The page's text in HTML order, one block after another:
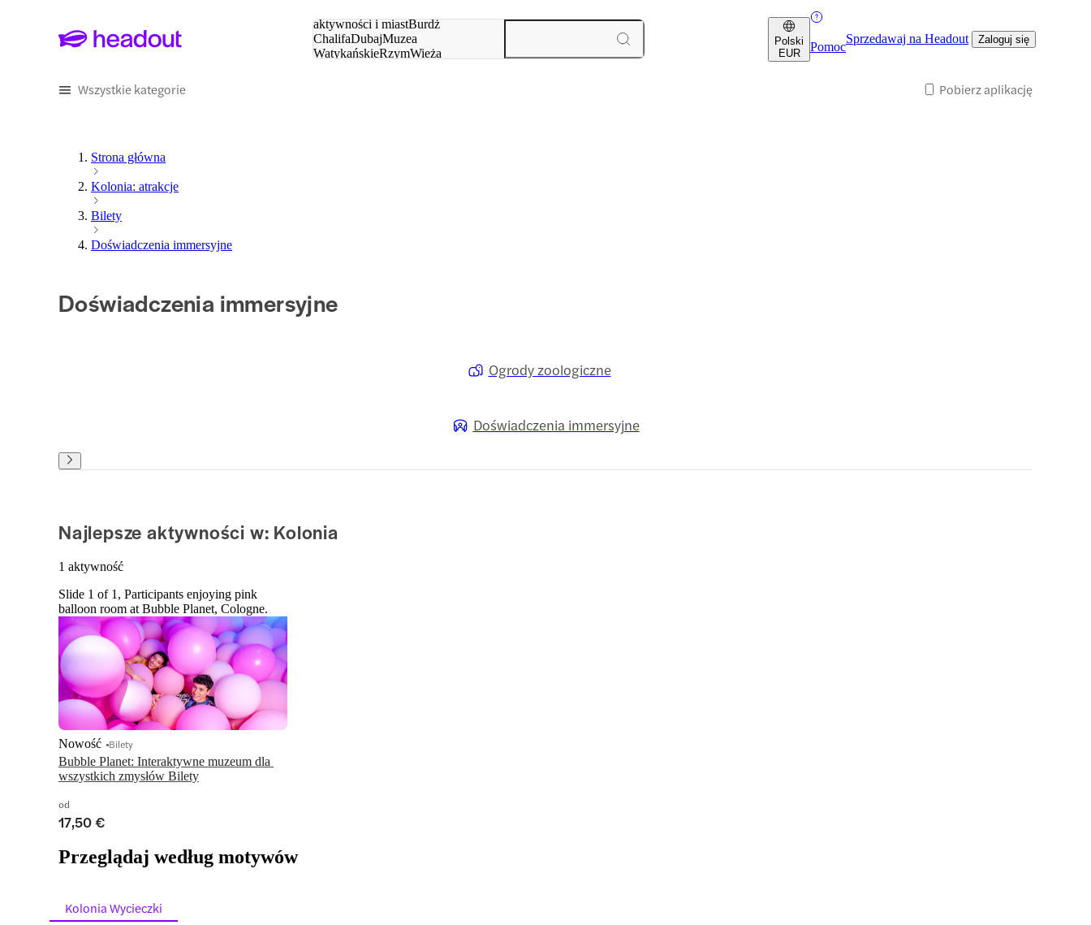
aktywności i miastBurdż
ChalifaDubajMuzea
WatykańskieRzymWieża
Polski
EUR
Pomoc
Sprzedawaj na Headout Zaloguj się
Wszystkie kategorie Pobierz aplikację
Strona główna
Kolonia: atrakcje
Bilety
Doświadczenia immersyjne
Doświadczenia immersyjne
Ogrody zoologiczne
Doświadczenia immersyjne
Najlepsze aktywności w: Kolonia
1 aktywność
Slide 1 of 1, Participants enjoying pink
balloon room at Bubble Planet, Cologne.
Bubble Planet: Interaktywne muzeum dla
wszystkich zmysłów Bilety
Nowość Bilety
od
17,50 €
Przeglądaj według motywów
Kolonia Wycieczki